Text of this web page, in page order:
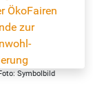
Foto: Symbolbild